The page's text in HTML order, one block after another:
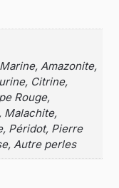
Amazonite,
Citrine,
Rouge,
Malachite,
Péridot, Pierre
Autre perles